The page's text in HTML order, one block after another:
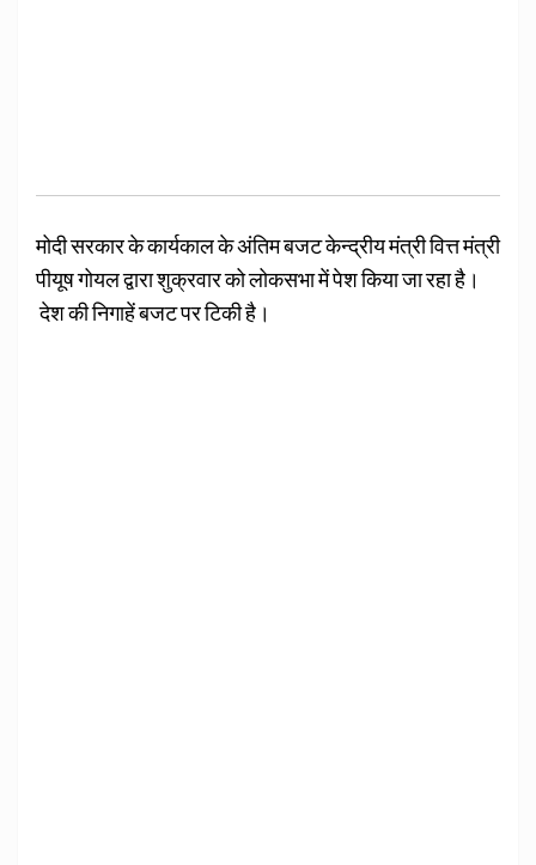
मोदी सरकार के कार्यकाल के अंतिम बजट केन्द्रीय मंत्री वित्त मंत्री
पीयूष गोयल द्वारा शुक्रवार को लोकसभा में पेश किया जा रहा है।
देश की निगाहें बजट पर टिकी है।